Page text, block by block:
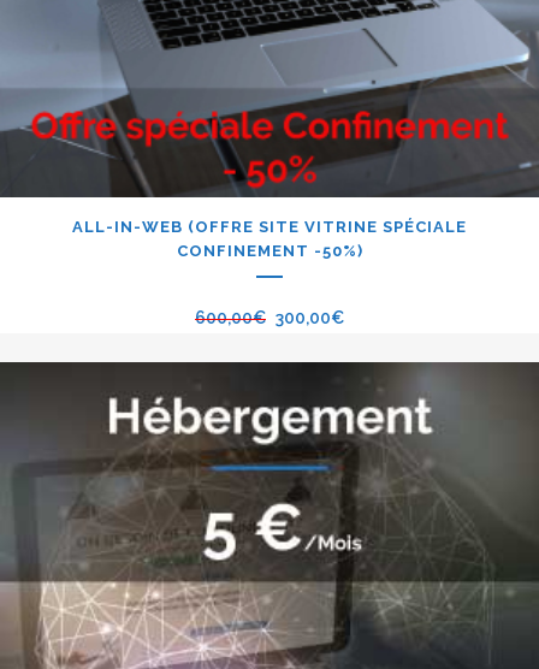
ALL-IN-WEB (OFFRE SITE VITRINE SPÉCIALE
CONFINEMENT -50%)
600,00€ 300,00€